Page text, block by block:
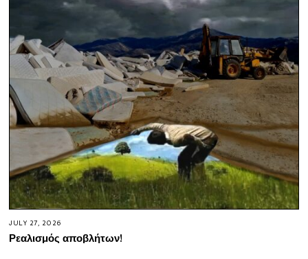
JULY 27, 2026
Ρεαλισμός αποβλήτων!